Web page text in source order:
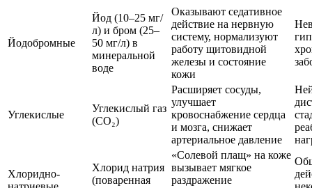
Йодобромные
Йод (10–25 мг/
л) и бром (25–
50 мг/л) в
минеральной
воде
Оказывают седативное
действие на нервную
систему, нормализуют
работу щитовидной
железы и состояние
кожи
Углекислые
Углекислый газ
(CO₂)
Расширяет сосуды,
улучшает
кровоснабжение сердца
и мозга, снижает
артериальное давление
Хлоридно-
Хлорид натрия
(поваренная
«Солевой плащ» на коже
вызывает мягкое
раздражение